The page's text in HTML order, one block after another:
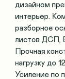
дизайном
интерьер.
разборное
листов ДСП,
Прочная
нагрузку до
Усиление по